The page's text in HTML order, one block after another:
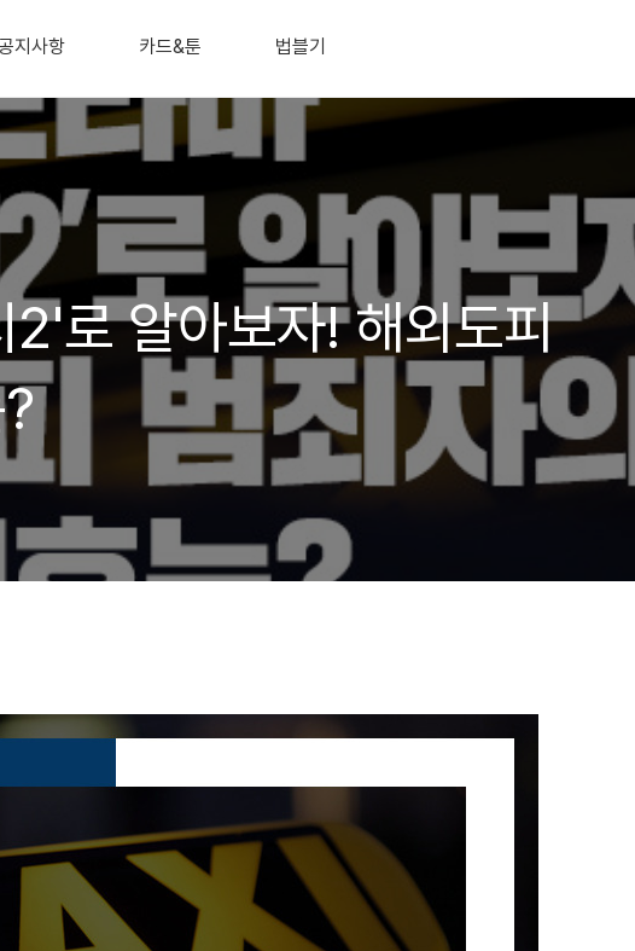
지사항 카드&툰 법블기
로 알아보자! 해외도피